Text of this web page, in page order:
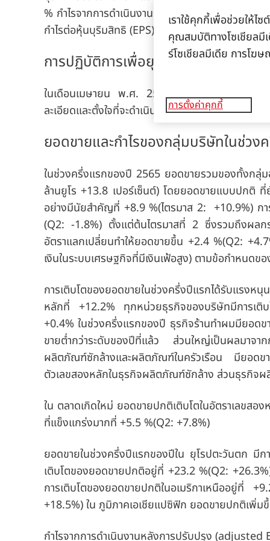
% กำไรจากการดำเนินงานก่อนหักดอกเบี้ยและภาษี
กำไรต่อหุ้นบุริมสิทธิ (EPS) ที่ปรับปรุงแล้วที่อัตราแล
การปฏิบัติการเพื่อยุติการดำเนินธุรกิจใน
ในเดือนเมษายน พ.ศ. 2565 เฮงเค็ลตัดสินใจยุติกา
ละเอียดและตั้งใจที่จะดำเนินการให้แล้วเสร็จภายในสิ้น
ยอดขายและกำไรของกลุ่มบริษัทในช่วง
ในช่วงครึ่งแรกของปี 2565 ยอดขายรวมของทั้งก
ล้านยูโร +13.8 เปอร์เซ็นต์) โดยยอดขายแบบปกติ ที่
อย่างมีนัยสำคัญที่ +8.9 %(ไตรมาส 2: +10.9%) ก
(Q2: -1.8%) ตั้งแต่ต้นไตรมาสที่ 2 ซึ่งรวมถึงผลกร
อัตราแลกเปลี่ยนทำให้ยอดขายขึ้น +2.4 %(Q2:
เงินในระบบเศรษฐกิจที่มีเงินเฟ้อสูง) ตามข้อกำหนด
การเติบโตของยอดขายในช่วงครึ่งปีแรกได้รับแรง
หลักที่ +12.2% ทุกหน่วยธุรกิจของบริษัทมีการเ
+0.4% ในช่วงครึ่งแรกของปี ธุรกิจร้านทำผมมียอด
ขายต่ำกว่าระดับของปีที่แล้ว ส่วนใหญ่เป็นผลมาจา
ผลิตภัณฑ์ซักล้างและผลิตภัณฑ์ในครัวเรือน มียอดข
ตัวเลขสองหลักในธุรกิจผลิตภัณฑ์ซักล้าง ส่วนธุรกิจผ
ใน ตลาดเกิดใหม่ ยอดขายปกติเติบโตในอัตราเลขส
ที่แข็งแกร่งมากที่ +5.5 %(Q2: +7.8%)
ยอดขายในช่วงครึ่งปีแรกของปีใน ยุโรปตะวันตก มีก
เติบโตของยอดขายปกติอยู่ที่ +23.2 %(Q2:
การเติบโตของยอดขายปกติในอเมริกาเหนืออยู่ที่
+18.5%) ใน ภูมิภาคเอเชียแปซิฟิก ยอดขายปกติเพิ่ม
กำไรจากการดำเนินงานหลังการปรับปรุง(adjusted
เราใช้คุกกี้เพื่อช่วยให้ไ
คุณสมบัติทางโซเชียลมีเ
ร์โซเชียลมีเดีย การโฆษ
การตั้งค่าคุกกี้